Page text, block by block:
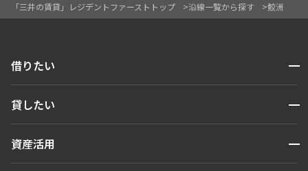
「三井の賃貸」レジデントファーストトップ 沿線一覧から探す 鮫洲
借りたい 開閉
人気エリアから探す
貸したい 開閉
お問い合わせ
資産活用 開閉